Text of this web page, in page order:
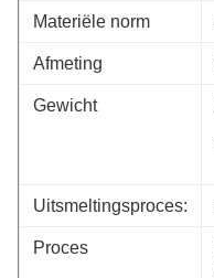
Materiële norm
Afmeting
Gewicht
Uitsmeltingsproces:
Proces